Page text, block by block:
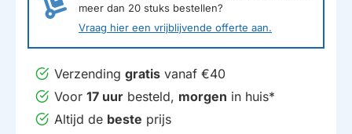
meer dan 20 stuks bestellen?
Vraag hier een vrijblijvende offerte aan.
Verzending gratis vanaf €40
Voor 17 uur besteld, morgen in huis*
Altijd de beste prijs